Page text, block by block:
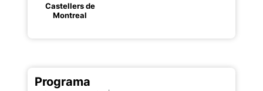
Castellers de
Montreal
Programa